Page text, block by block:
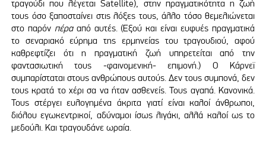
τραγούδι που λέγεται Satellite), στην πραγματικότητα η ζωή
τους όσο ξαποσταίνει στις λόξες τους, άλλο τόσο θεμελιώνεται
στο παρόν πέρααπό αυτές. (Εξού και είναι ευφυές πραγματικά
το σεναριακό εύρημα της ερμηνείας του τραγουδιού, αφού
καθρεφτίζει ότι η πραγματική ζωή υπηρετείται από την
φαντασιωτική τους -φαινομενική- επιμονή.) Ο Κάρνεϊ
συμπαρίσταται στους ανθρώπους αυτούς. Δεν τους συμπονά, δεν
τους κρατά το χέρι σα να ήταν ασθενείς. Τους αγαπά. Κανονικά.
Τους στέργει ευλογημένα άκριτα γιατί είναι καλοί άνθρωποι,
διόλου εγωκεντρικοί, αδύναμοι ίσως λιγάκι, αλλά καλοί ως το
μεδούλι. Και τραγουδάνε ωραία.